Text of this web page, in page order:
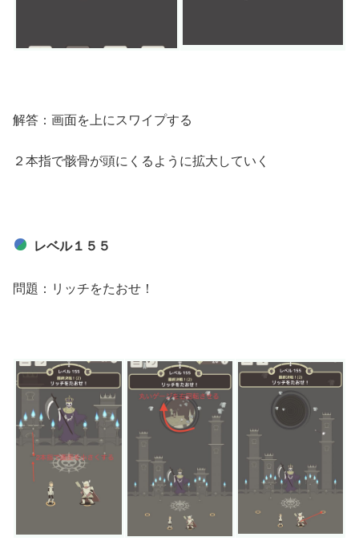
解答：画面を上にスワイプする
２本指で骸骨が頭にくるように拡大していく
レベル１５５
問題： リッチをたおせ！